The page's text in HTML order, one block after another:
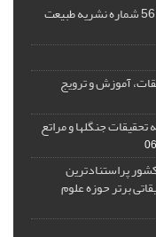
بازنشر مجموعه مقالات تغییر اقلیم، برگرفته از 56 شماره نشریه طبیعت
آموزش و ترویج
جنگلها و مراتع
پراستنادترین
تحقیقاتی برتر حوزه علوم